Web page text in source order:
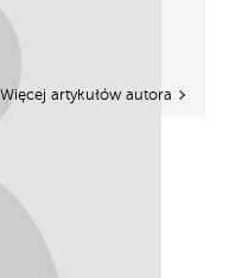
Więcej artykułów autora